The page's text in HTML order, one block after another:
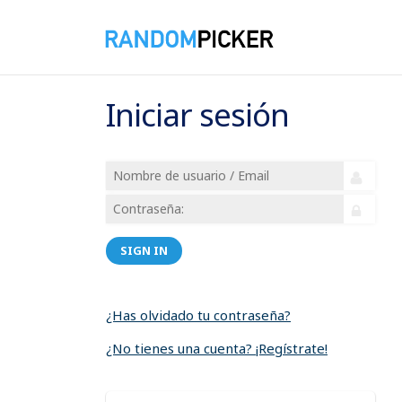
Iniciar sesión
SIGN IN
¿Has olvidado tu contraseña?
¿No tienes una cuenta? ¡Regístrate!